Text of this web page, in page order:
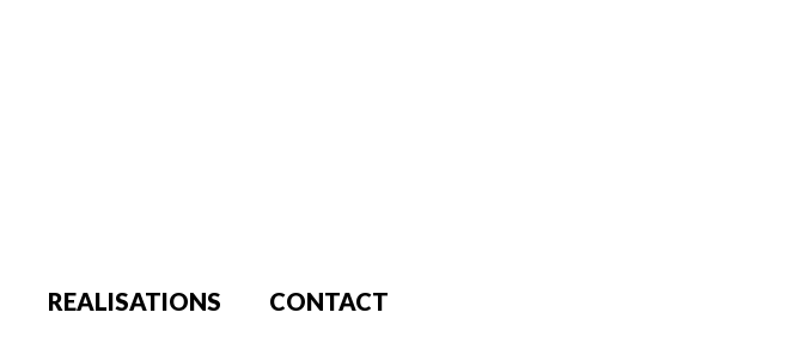
REALISATIONS CONTACT